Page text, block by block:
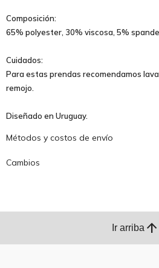
Composición:
65% polyester, 30% viscosa, 5%
Cuidados:
Para estas prendas recomendamos
remojo.
Diseñado en Uruguay.
Métodos y costos de envío
Cambios
Ir arriba arrow_upward